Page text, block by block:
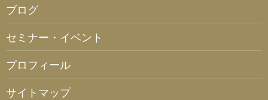
ブログ
セミナー・イベント
プロフィール
サイトマップ